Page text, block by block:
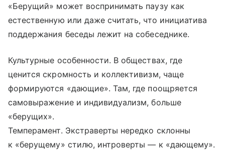
«Берущий» может воспринимать паузу как
естественную или даже считать, что инициатива
поддержания беседы лежит на собеседнике.
Культурные особенности. В обществах, где
ценится скромность и коллективизм, чаще
формируются «дающие». Там, где поощряется
самовыражение и индивидуализм, больше
«берущих».
Темперамент. Экстраверты нередко склонны
к «берущему» стилю, интроверты — к «дающему».